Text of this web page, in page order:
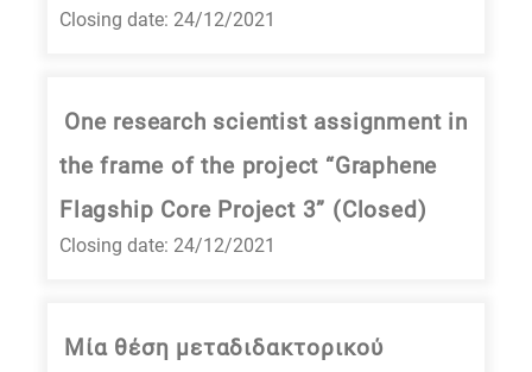
Closing date: 24/12/2021
One research scientist assignment in
the frame of the project “Graphene
Flagship Core Project 3” (Closed)
Closing date: 24/12/2021
Μία θέση μεταδιδακτορικού